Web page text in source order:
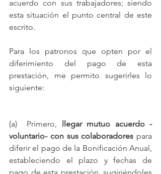
acuerdo con sus trabajadores; siendo
esta situación el punto central de este
escrito.
Para los patronos que opten por el
diferimiento del pago de esta
prestación, me permito sugerirles lo
siguiente:
(a)  Primero,
llegar mutuo acuerdo -
voluntario- con sus colaboradores para
diferir el pago de la Bonificación Anual,
estableciendo el plazo y fechas de